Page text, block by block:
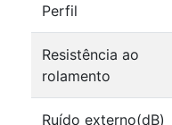
Perfil
Resistência ao
rolamento
Ruído externo(dB)